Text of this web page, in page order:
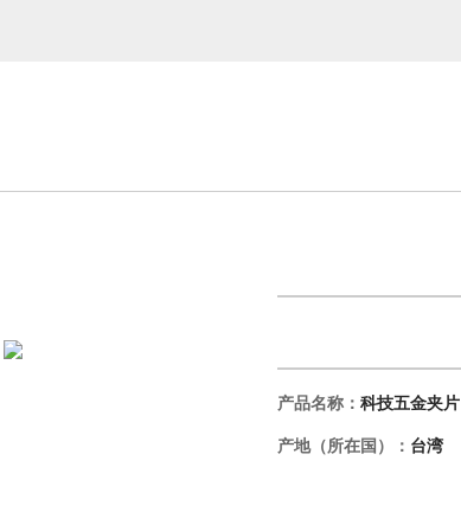
产品名称： 科技五金夹片
产地（所在国）： 台湾